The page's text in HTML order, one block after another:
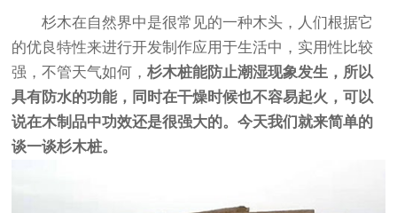
杉木在自然界中是很常见的一种木头，人们根据它
的优良特性来进行开发制作应用于生活中，实用性比较
强，不管天气如何，杉木桩能防止潮湿现象发生，所以
具有防水的功能，同时在干燥时候也不容易起火，可以
说在木制品中功效还是很强大的。今天我们就来简单的
谈一谈杉木桩。